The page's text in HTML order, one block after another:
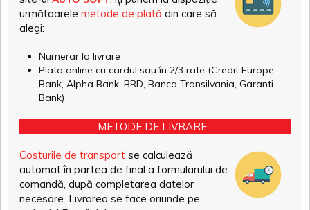
următoarele metode de plată din care să
alegi:
Numerar la livrare
Plata online cu cardul sau în 2/3 rate (Credit Europe
Bank, Alpha Bank, BRD, Banca Transilvania, Garanti
Bank)
METODE DE LIVRARE
Costurile de transport se calculează
automat în partea de final a formularului de
comandă, după completarea datelor
necesare. Livrarea se face oriunde pe